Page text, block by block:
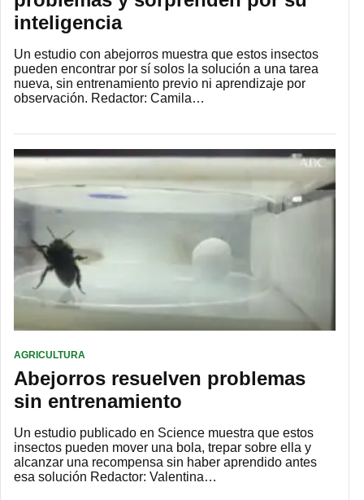
inteligencia
Un estudio con abejorros muestra que estos insectos
pueden encontrar por sí solos la solución a una tarea
nueva, sin entrenamiento previo ni aprendizaje por
observación. Redactor: Camila…
AGRICULTURA
Abejorros resuelven problemas
sin entrenamiento
Un estudio publicado en Science muestra que estos
insectos pueden mover una bola, trepar sobre ella y
alcanzar una recompensa sin haber aprendido antes
esa solución Redactor: Valentina…